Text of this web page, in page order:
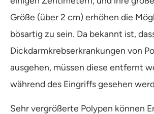
Größe (über 2 cm) erhöhen die
bösartig zu sein. Da bekannt ist,
Dickdarmkrebserkrankungen von
ausgehen, müssen diese entfernt
während des Eingriffs gesehen
Sehr vergrößerte Polypen können